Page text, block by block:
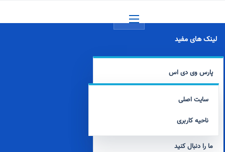
لینک های مفید
پارس وی دی اس
سایت اصلی
ناحیه کاربری
ما را دنبال کنید